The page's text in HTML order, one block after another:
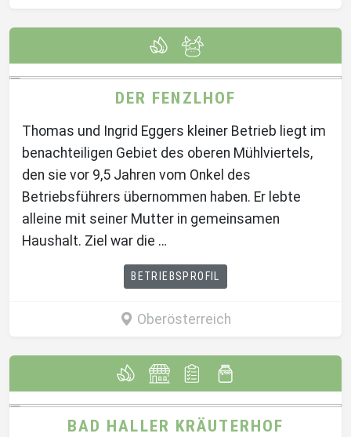
DER FENZLHOF
Thomas und Ingrid Eggers kleiner Betrieb liegt im
benachteiligen Gebiet des oberen Mühlviertels,
den sie vor 9,5 Jahren vom Onkel des
Betriebsführers übernommen haben. Er lebte
alleine mit seiner Mutter in gemeinsamen
Haushalt. Ziel war die …
BETRIEBSPROFIL
Oberösterreich
BAD HALLER KRÄUTERHOF